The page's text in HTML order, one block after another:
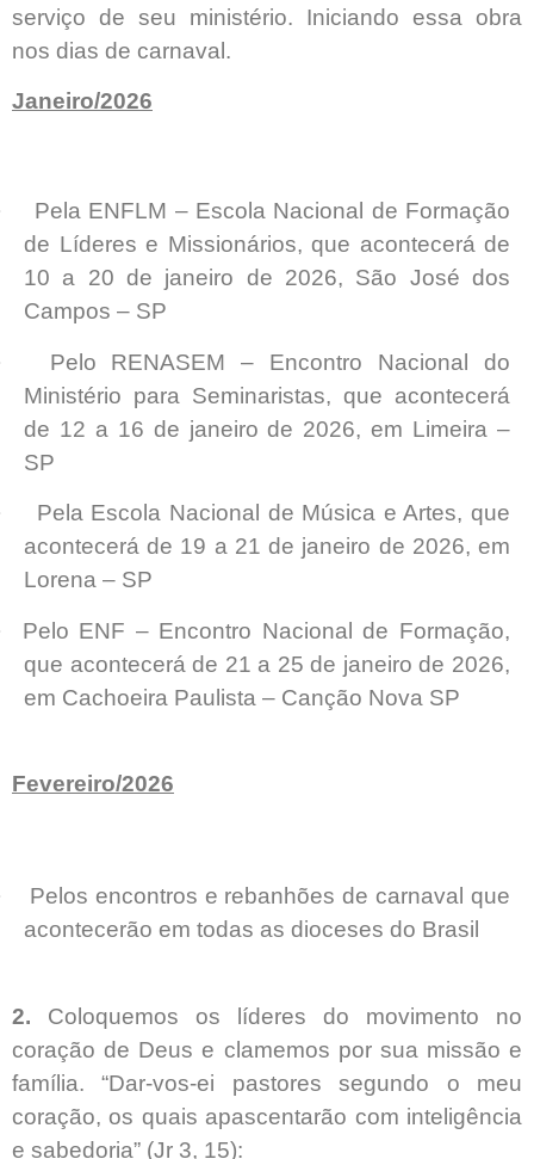
serviço de seu ministério. Iniciando essa obra
nos dias de carnaval.
Janeiro/2026
Pela ENFLM – Escola Nacional de Formação
de Líderes e Missionários, que acontecerá de
10 a 20 de janeiro de 2026, São José dos
Campos – SP
Pelo RENASEM – Encontro Nacional do
Ministério para Seminaristas, que acontecerá
de 12 a 16 de janeiro de 2026, em Limeira –
SP
Pela Escola Nacional de Música e Artes, que
acontecerá de 19 a 21 de janeiro de 2026, em
Lorena – SP
Pelo ENF – Encontro Nacional de Formação,
que acontecerá de 21 a 25 de janeiro de 2026,
em Cachoeira Paulista – Canção Nova SP
Fevereiro/2026
Pelos encontros e rebanhões de carnaval que
acontecerão em todas as dioceses do Brasil
2. Coloquemos os líderes do movimento no
coração de Deus e clamemos por sua missão e
família. “Dar-vos-ei pastores segundo o meu
coração, os quais apascentarão com inteligência
e sabedoria” (Jr 3, 15):